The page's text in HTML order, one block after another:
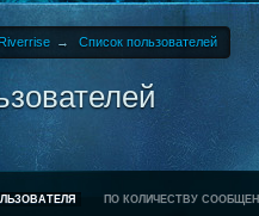
→ Список пользователей
ПО КОЛИЧЕСТВУ